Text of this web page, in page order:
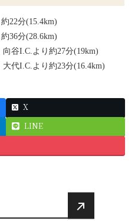
22分(15.4km)
36分(28.6km)
谷I.C.より約27分(19km)
代I.C.より約23分(16.4km)
X
LINE